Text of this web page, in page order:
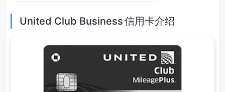
United Club Business 信用卡介绍